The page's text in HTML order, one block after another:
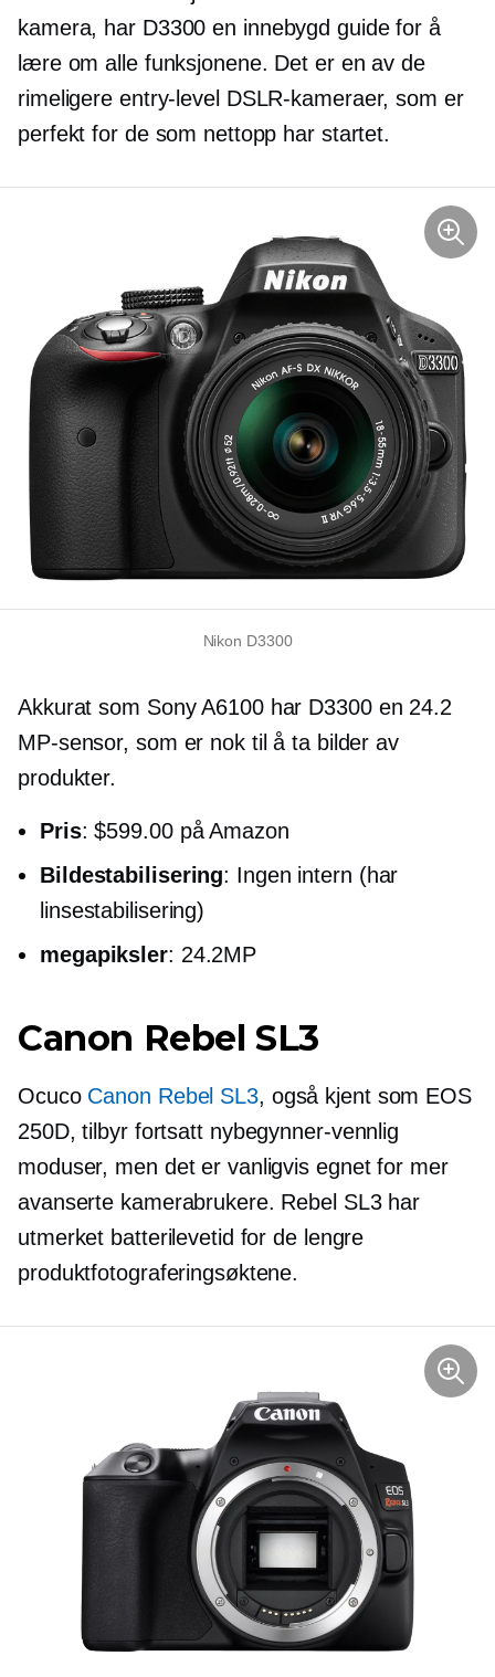
kamera, har D3300 en innebygd guide for å
lære om alle funksjonene. Det er en av de
rimeligere entry-level DSLR-kameraer, som er
perfekt for de som nettopp har startet.
Nikon D3300
Akkurat som Sony A6100 har D3300 en 24.2
MP-sensor, som er nok til å ta bilder av
produkter.
Pris: $599.00 på Amazon
Bildestabilisering: Ingen intern (har
linsestabilisering)
megapiksler: 24.2MP
Canon Rebel SL3
Ocuco Canon Rebel SL3, også kjent som EOS
250D, tilbyr fortsatt nybegynner-vennlig
moduser, men det er vanligvis egnet for mer
avanserte kamerabrukere. Rebel SL3 har
utmerket batterilevetid for de lengre
produktfotograferingsøktene.